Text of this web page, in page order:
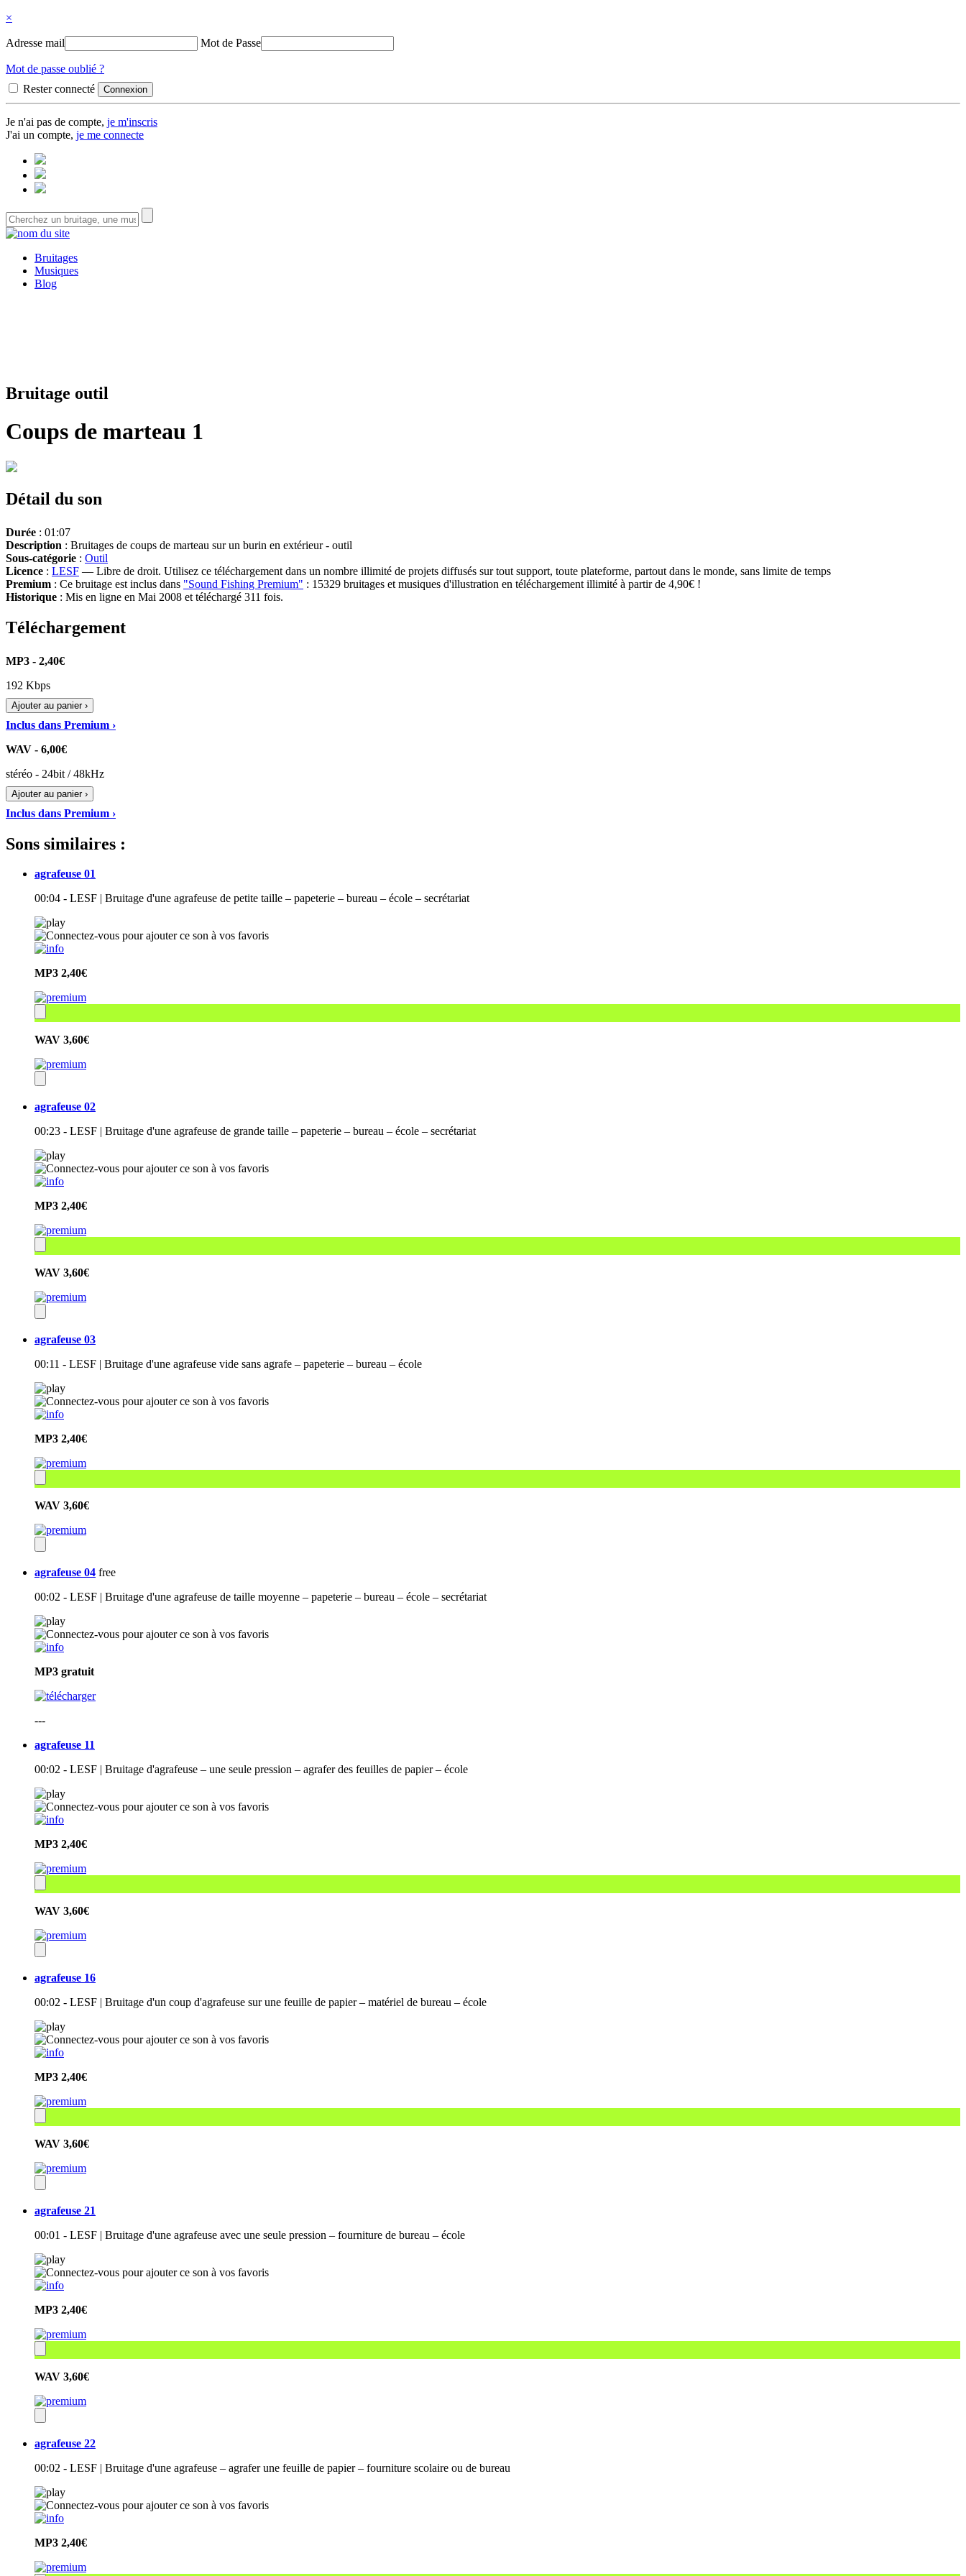
×
Adresse mail Mot de Passe
Mot de passe oublié ?
Rester connecté
Je n'ai pas de compte, je m'inscris
J'ai un compte, je me connecte
Bruitages
Musiques
Blog
Bruitage outil
Coups de marteau 1
Détail du son
Durée : 01:07
Description : Bruitages de coups de marteau sur un burin en extérieur - outil
Sous-catégorie : Outil
Licence : LESF — Libre de droit. Utilisez ce téléchargement dans un nombre illimité de projets diffusés sur tout support, toute plateforme, partout dans le monde, sans limite de temps
Premium : Ce bruitage est inclus dans "Sound Fishing Premium" : 15329 bruitages et musiques d'illustration en téléchargement illimité à partir de 4,90€ !
Historique : Mis en ligne en Mai 2008 et téléchargé 311 fois.
Téléchargement
MP3 - 2,40€
192 Kbps
Ajouter au panier ›
Inclus dans Premium ›
WAV - 6,00€
stéréo - 24bit / 48kHz
Ajouter au panier ›
Inclus dans Premium ›
Sons similaires :
agrafeuse 01
00:04 - LESF | Bruitage d'une agrafeuse de petite taille – papeterie – bureau – école – secrétariat
MP3 2,40€
WAV 3,60€
agrafeuse 02
00:23 - LESF | Bruitage d'une agrafeuse de grande taille – papeterie – bureau – école – secrétariat
MP3 2,40€
WAV 3,60€
agrafeuse 03
00:11 - LESF | Bruitage d'une agrafeuse vide sans agrafe – papeterie – bureau – école
MP3 2,40€
WAV 3,60€
agrafeuse 04 free
00:02 - LESF | Bruitage d'une agrafeuse de taille moyenne – papeterie – bureau – école – secrétariat
MP3 gratuit
---
agrafeuse 11
00:02 - LESF | Bruitage d'agrafeuse – une seule pression – agrafer des feuilles de papier – école
MP3 2,40€
WAV 3,60€
agrafeuse 16
00:02 - LESF | Bruitage d'un coup d'agrafeuse sur une feuille de papier – matériel de bureau – école
MP3 2,40€
WAV 3,60€
agrafeuse 21
00:01 - LESF | Bruitage d'une agrafeuse avec une seule pression – fourniture de bureau – école
MP3 2,40€
WAV 3,60€
agrafeuse 22
00:02 - LESF | Bruitage d'une agrafeuse – agrafer une feuille de papier – fourniture scolaire ou de bureau
MP3 2,40€